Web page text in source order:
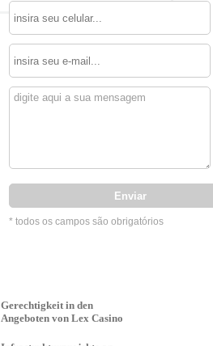
* todos os campos são obrigatórios
Gerechtigkeit in den
Angeboten von Lex Casino